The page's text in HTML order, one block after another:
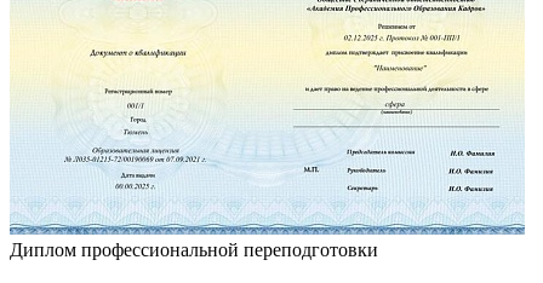
Диплом профессиональной переподготовки